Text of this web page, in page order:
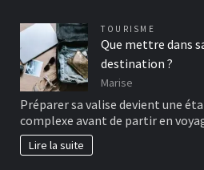
TOURISME
Que mettre dans
destination ?
Marise
Préparer sa valise devient une
complexe avant de partir en
Lire la suite